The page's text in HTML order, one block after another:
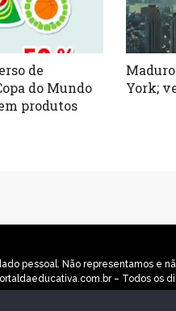
de
do Mundo
produtos
York;
pessoal. Não representamos
– Todos os